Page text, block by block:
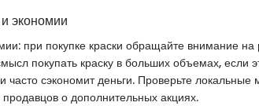
экономии
при покупке краски обращайте внимание
покупать краску в больших объемах, если
часто сэкономит деньги. Проверьте
продавцов о дополнительных акциях.